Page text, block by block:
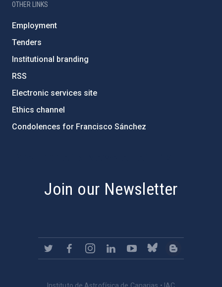
OTHER LINKS
Employment
Tenders
Institutional branding
RSS
Electronic services site
Ethics channel
Condolences for Francisco Sánchez
Join our Newsletter
Instituto de Astrofísica de Canarias • IAC